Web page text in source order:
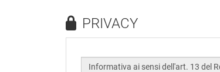
PRIVACY